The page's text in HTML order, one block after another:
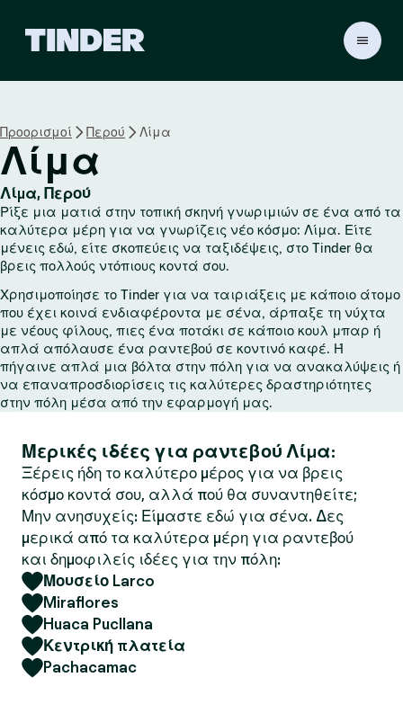
ή
ί
δ
α
T
n
d
e
r
Προορισμοί Περού Λίμα
Λίμα
Λίμα, Περού
Ρίξε μια ματιά στην τοπική σκηνή γνωριμιών σε ένα από τα
καλύτερα μέρη για να γνωρίζεις νέο κόσμο: Λίμα. Είτε
μένεις εδώ, είτε σκοπεύεις να ταξιδέψεις, στο Tinder θα
βρεις πολλούς ντόπιους κοντά σου.
Χρησιμοποίησε το Tinder για να ταιριάξεις με κάποιο άτομο
που έχει κοινά ενδιαφέροντα με σένα, άρπαξε τη νύχτα
με νέους φίλους, πιες ένα ποτάκι σε κάποιο κουλ μπαρ ή
απλά απόλαυσε ένα ραντεβού σε κοντινό καφέ. Ή
πήγαινε απλά μια βόλτα στην πόλη για να ανακαλύψεις ή
να επαναπροσδιορίσεις τις καλύτερες δραστηριότητες
στην πόλη μέσα από την εφαρμογή μας.
Μερικές ιδέες για ραντεβού Λίμα:
Ξέρεις ήδη το καλύτερο μέρος για να βρεις
κόσμο κοντά σου, αλλά πού θα συναντηθείτε;
Μην ανησυχείς: Είμαστε εδώ για σένα. Δες
μερικά από τα καλύτερα μέρη για ραντεβού
και δημοφιλείς ιδέες για την πόλη:
Μουσείο Larco
Miraflores
Huaca Pucllana
Κεντρική πλατεία
Pachacamac